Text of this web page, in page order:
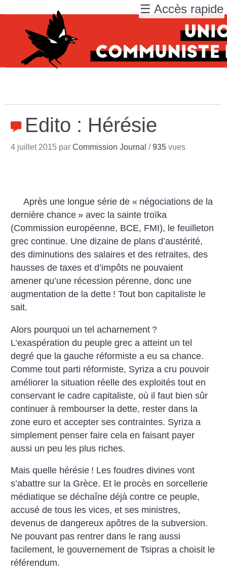
Edito : Hérésie
4 juillet 2015 parCommission Journal /935 vues
Après une longue série de « négociations de la
dernière chance » avec la sainte troïka
(Commission européenne, BCE, FMI), le feuilleton
grec continue. Une dizaine de plans d’austérité,
des diminutions des salaires et des retraites, des
hausses de taxes et d’impôts ne pouvaient
amener qu’une récession pérenne, donc une
augmentation de la dette ! Tout bon capitaliste le
sait.
Alors pourquoi un tel acharnement ?
L’exaspération du peuple grec a atteint un tel
degré que la gauche réformiste a eu sa chance.
Comme tout parti réformiste, Syriza a cru pouvoir
améliorer la situation réelle des exploités tout en
conservant le cadre capitaliste, où il faut bien sûr
continuer à rembourser la dette, rester dans la
zone euro et accepter ses contraintes. Syriza a
simplement penser faire cela en faisant payer
aussi un peu les plus riches.
Mais quelle hérésie ! Les foudres divines vont
s’abattre sur la Grèce. Et le procès en sorcellerie
médiatique se déchaîne déjà contre ce peuple,
accusé de tous les vices, et ses ministres,
devenus de dangereux apôtres de la subversion.
Ne pouvant pas rentrer dans le rang aussi
facilement, le gouvernement de Tsipras a choisit le
référendum.
☰ Accès rapide